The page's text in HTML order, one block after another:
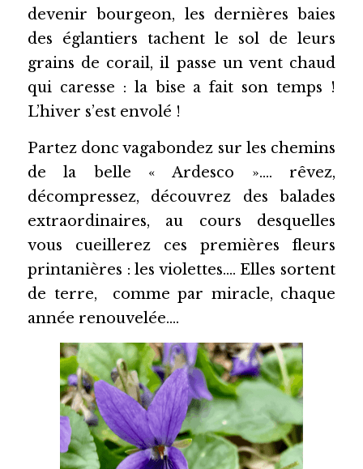
devenir bourgeon, les dernières baies
des églantiers tachent le sol de leurs
grains de corail, il passe un vent chaud
qui caresse : la bise a fait son temps !
L’hiver s’est envolé !
Partez donc vagabondez sur les chemins
de la belle « Ardesco »….
rêvez,
décompressez, découvrez des balades
extraordinaires, au cours desquelles
vous cueillerez ces premières fleurs
printanières : les violettes…. Elles sortent
de terre,  comme par miracle, chaque
année renouvelée….